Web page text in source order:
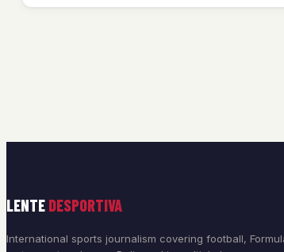
LENTE DESPORTIVA
International sports journalism covering football,